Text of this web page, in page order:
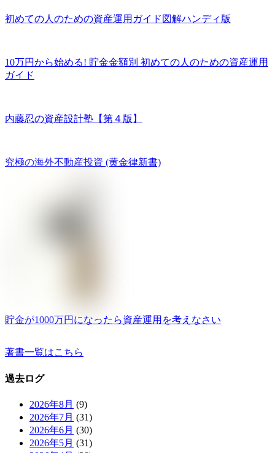
初めての人のための資産運用ガイド図解ハンディ版
10万円から始める! 貯金金額別 初めての人のための資産運用
ガイド
内藤忍の資産設計塾【第４版】
究極の海外不動産投資 (黄金律新書)
貯金が1000万円になったら資産運用を考えなさい
著書一覧はこちら
過去ログ
2026年8月 (9)
2026年7月 (31)
2026年6月 (30)
2026年5月 (31)